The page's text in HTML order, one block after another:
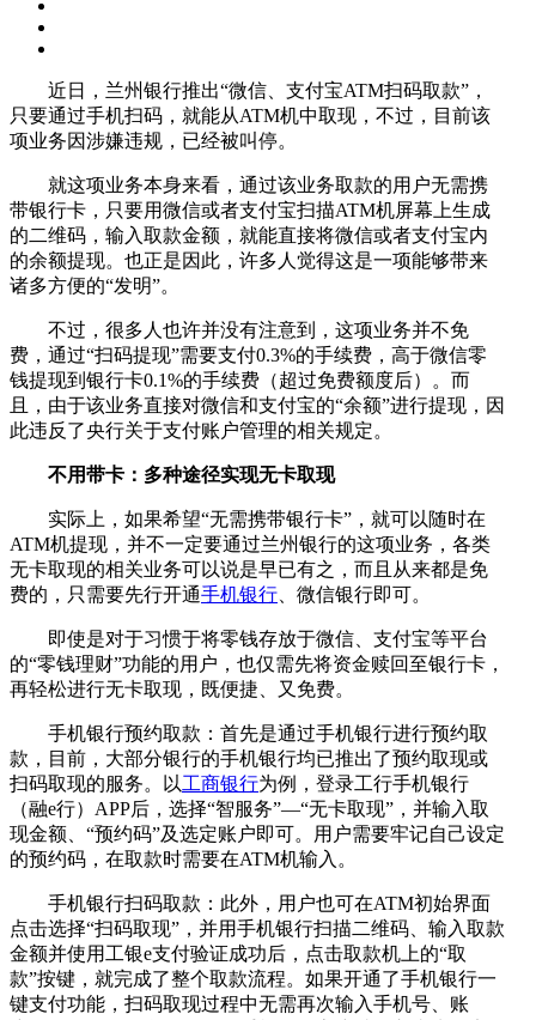
近日，兰州银行推出“微信、支付宝ATM扫码取款”，
只要通过手机扫码，就能从ATM机中取现，不过，目前该
项业务因涉嫌违规，已经被叫停。
就这项业务本身来看，通过该业务取款的用户无需携
带银行卡，只要用微信或者支付宝扫描ATM机屏幕上生成
的二维码，输入取款金额，就能直接将微信或者支付宝内
的余额提现。也正是因此，许多人觉得这是一项能够带来
诸多方便的“发明”。
不过，很多人也许并没有注意到，这项业务并不免
费，通过“扫码提现”需要支付0.3%的手续费，高于微信零
钱提现到银行卡0.1%的手续费（超过免费额度后）。而
且，由于该业务直接对微信和支付宝的“余额”进行提现，因
此违反了央行关于支付账户管理的相关规定。
不用带卡：多种途径实现无卡取现
实际上，如果希望“无需携带银行卡”，就可以随时在
ATM机提现，并不一定要通过兰州银行的这项业务，各类
无卡取现的相关业务可以说是早已有之，而且从来都是免
费的，只需要先行开通手机银行 、微信银行即可。
即使是对于习惯于将零钱存放于微信、支付宝等平台
的“零钱理财”功能的用户，也仅需先将资金赎回至银行卡，
再轻松进行无卡取现，既便捷、又免费。
手机银行预约取款：首先是通过手机银行进行预约取
款，目前，大部分银行的手机银行均已推出了预约取现或
扫码取现的服务。以工商银行为例，登录工行手机银行
（融e行）APP后，选择“智服务”—“无卡取现”，并输入取
现金额、“预约码”及选定账户即可。用户需要牢记自己设定
的预约码，在取款时需要在ATM机输入。
手机银行扫码取款：此外，用户也可在ATM初始界面
点击选择“扫码取现”，并用手机银行扫描二维码、输入取款
金额并使用工银e支付验证成功后，点击取款机上的“取
款”按键，就完成了整个取款流程。如果开通了手机银行一
键支付功能，扫码取现过程中无需再次输入手机号、账